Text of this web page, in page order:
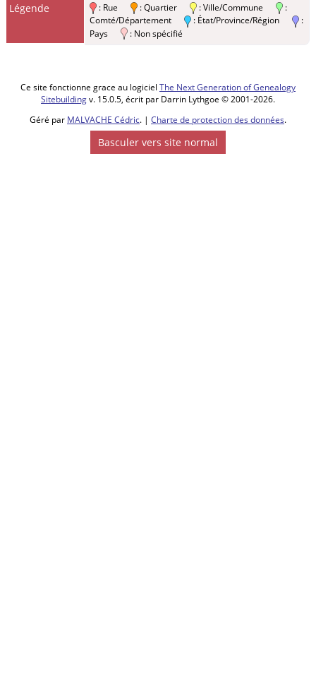
Jean Baptiste
Joseph-
Enfant -
PETITPREZ,
François
Légende : Rue : Quartier : Ville/Commune
:
Comté/Département
: État/Province/Région
:
Pays
: Non spécifié
Ce site fonctionne grace au logiciel The Next Generation of Genealogy
Sitebuildingv. 15.0.5, écrit par Darrin Lythgoe © 2001-2026.
Géré par MALVACHE Cédric. | Charte de protection des données.
Basculer vers site normal